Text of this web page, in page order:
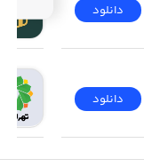
دانلود
دانلود